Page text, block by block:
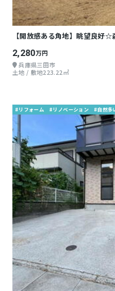
【開放感ある角地】眺望良好☆
2,280万円
兵庫県三田市
土地 / 敷地223.22㎡
#リフォーム #リノベーション #自然多